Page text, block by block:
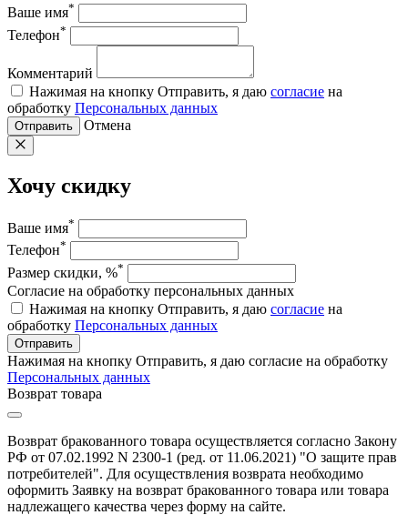
Ваше имя*
Телефон*
Комментарий
Нажимая на кнопку Отправить, я даю согласие на
обработку Персональных данных
Отправить Отмена
Хочу скидку
Ваше имя*
Телефон*
Размер скидки, %*
Согласие на обработку персональных данных
Нажимая на кнопку Отправить, я даю согласие на
обработку Персональных данных
Отправить
Нажимая на кнопку Отправить, я даю согласие на обработку
Персональных данных
Возврат товара
Возврат бракованного товара осуществляется согласно Закону
РФ от 07.02.1992 N 2300-1 (ред. от 11.06.2021) "О защите прав
потребителей". Для осуществления возврата необходимо
оформить Заявку на возврат бракованного товара или товара
надлежащего качества через форму на сайте.